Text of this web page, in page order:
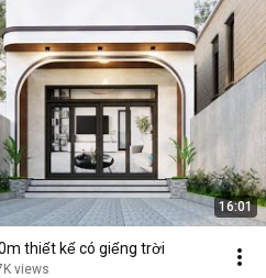
16:01
thiết kế có giếng trời
views